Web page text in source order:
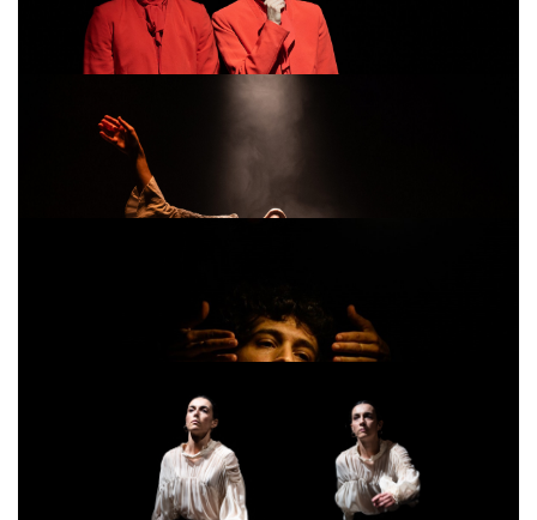
A SENSE OF / Beatriz Lourenço
/ Tiago Miguel